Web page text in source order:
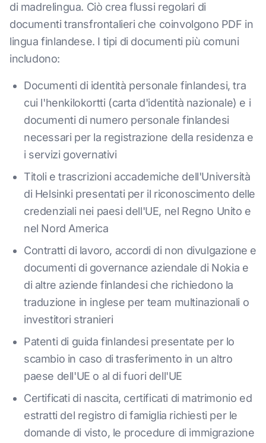
di madrelingua. Ciò crea flussi regolari di
documenti transfrontalieri che coinvolgono PDF in
lingua finlandese. I tipi di documenti più comuni
includono:
Documenti di identità personale finlandesi, tra
cui l'henkilokortti (carta d'identità nazionale) e i
documenti di numero personale finlandesi
necessari per la registrazione della residenza e
i servizi governativi
Titoli e trascrizioni accademiche dell'Università
di Helsinki presentati per il riconoscimento delle
credenziali nei paesi dell'UE, nel Regno Unito e
nel Nord America
Contratti di lavoro, accordi di non divulgazione e
documenti di governance aziendale di Nokia e
di altre aziende finlandesi che richiedono la
traduzione in inglese per team multinazionali o
investitori stranieri
Patenti di guida finlandesi presentate per lo
scambio in caso di trasferimento in un altro
paese dell'UE o al di fuori dell'UE
Certificati di nascita, certificati di matrimonio ed
estratti del registro di famiglia richiesti per le
domande di visto, le procedure di immigrazione